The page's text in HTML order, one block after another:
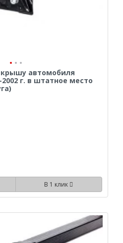
автомобиля
2002 г. в штатное место
В 1 клик